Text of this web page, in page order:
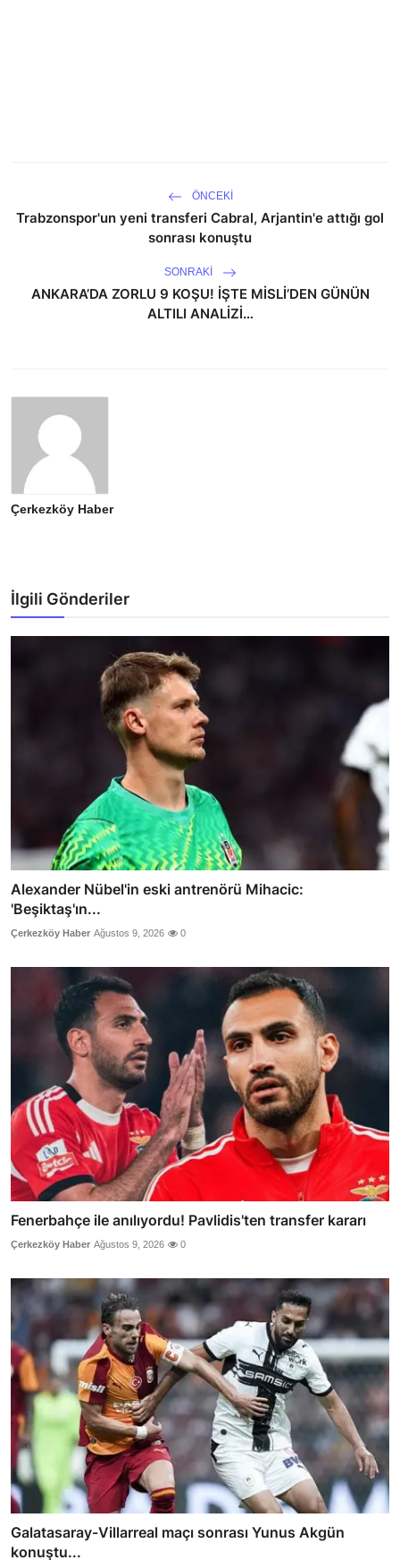
ÖNCEKI
Trabzonspor'un yeni transferi Cabral, Arjantin'e attığı gol
sonrası konuştu
SONRAKI
ANKARA’DA ZORLU 9 KOŞU! İŞTE MİSLİ’DEN GÜNÜN
ALTILI ANALİZİ…
Çerkezköy Haber
İlgili Gönderiler
Alexander Nübel'in eski antrenörü Mihacic:
'Beşiktaş'ın...
Çerkezköy Haber Ağustos 9, 2026 0
Fenerbahçe ile anılıyordu! Pavlidis'ten transfer kararı
Çerkezköy Haber Ağustos 9, 2026 0
Galatasaray-Villarreal maçı sonrası Yunus Akgün
konuştu...